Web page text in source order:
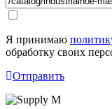
Я принимаю
обработку своих
Отправить